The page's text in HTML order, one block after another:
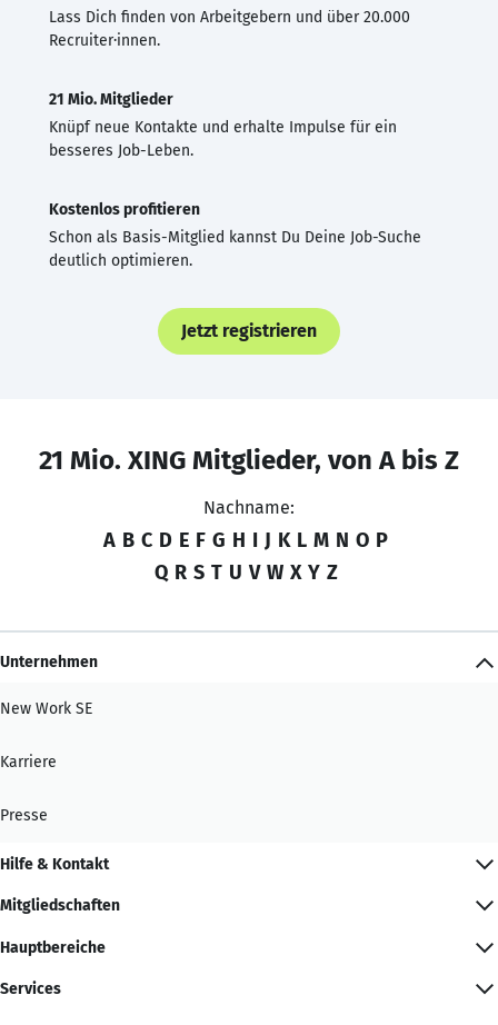
Lass Dich finden von Arbeitgebern und über 20.000
Recruiter·innen.
21 Mio. Mitglieder
Knüpf neue Kontakte und erhalte Impulse für ein
besseres Job-Leben.
Kostenlos profitieren
Schon als Basis-Mitglied kannst Du Deine Job-Suche
deutlich optimieren.
Jetzt registrieren
21 Mio. XING Mitglieder, von A bis Z
Nachname:
A B C D E F G H I J K L M N O P
Q R S T U V W X Y Z
Unternehmen
New Work SE
Karriere
Presse
Hilfe & Kontakt
Mitgliedschaften
Hauptbereiche
Services